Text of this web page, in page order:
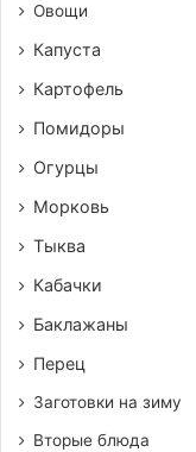
Овощи
Капуста
Картофель
Помидоры
Огурцы
Морковь
Тыква
Кабачки
Баклажаны
Перец
Заготовки на зиму
Вторые блюда